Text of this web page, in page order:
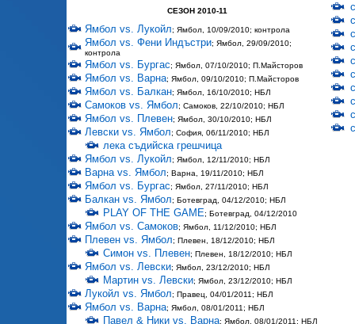
СЕЗОН 2010-11
Ямбол vs. Лукойл; Ямбол, 10/09/2010; контрола
Ямбол vs. Фени Индъстри; Ямбол, 29/09/2010;
контрола
Ямбол vs. Бургас; Ямбол, 07/10/2010; П.Майсторов
Ямбол vs. Варна; Ямбол, 09/10/2010; П.Майсторов
Ямбол vs. Балкан; Ямбол, 16/10/2010; НБЛ
Самоков vs. Ямбол; Самоков, 22/10/2010; НБЛ
Ямбол vs. Плевен; Ямбол, 30/10/2010; НБЛ
Левски vs. Ямбол; София, 06/11/2010; НБЛ
лека съдийска грешчица
Ямбол vs. Лукойл; Ямбол, 12/11/2010; НБЛ
Варна vs. Ямбол; Варна, 19/11/2010; НБЛ
Ямбол vs. Бургас; Ямбол, 27/11/2010; НБЛ
Балкан vs. Ямбол; Ботевград, 04/12/2010; НБЛ
PLAY OF THE GAME; Ботевград, 04/12/2010
Ямбол vs. Самоков; Ямбол, 11/12/2010; НБЛ
Плевен vs. Ямбол; Плевен, 18/12/2010; НБЛ
Симон vs. Плевен; Плевен, 18/12/2010; НБЛ
Ямбол vs. Левски; Ямбол, 23/12/2010; НБЛ
Мартин vs. Левски; Ямбол, 23/12/2010; НБЛ
Лукойл vs. Ямбол; Правец, 04/01/2011; НБЛ
Ямбол vs. Варна; Ямбол, 08/01/2011; НБЛ
Павел & Ники vs. Варна; Ямбол, 08/01/2011; НБЛ